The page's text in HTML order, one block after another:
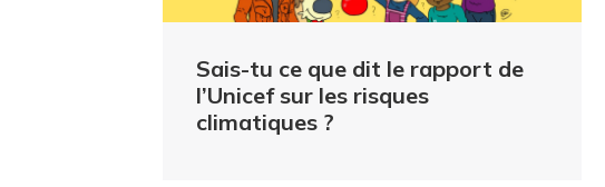
Sais-tu ce que dit le rapport de
l’Unicef sur les risques
climatiques ?